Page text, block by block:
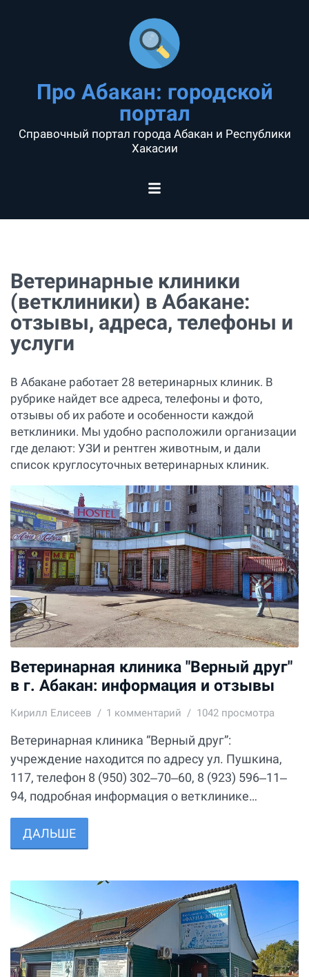
Про Абакан: городской
портал
Справочный портал города Абакан и Республики
Хакасии
Ветеринарные клиники
(ветклиники) в Абакане:
отзывы, адреса, телефоны и
услуги
В Абакане работает 28 ветеринарных клиник. В
рубрике найдет все адреса, телефоны и фото,
отзывы об их работе и особенности каждой
ветклиники. Мы удобно расположили организации
где делают: УЗИ и рентген животным, и дали
список круглосуточных ветеринарных клиник.
Ветеринарная клиника "Верный друг"
в г. Абакан: информация и отзывы
Кирилл Елисеев 1 комментарий 1042 просмотра
Ветеринарная клиника “Верный друг”:
учреждение находится по адресу ул. Пушкина,
117, телефон 8 (950) 302‒70‒60, 8 (923) 596‒11‒
94, подробная информация о ветклинике…
ДАЛЬШЕ